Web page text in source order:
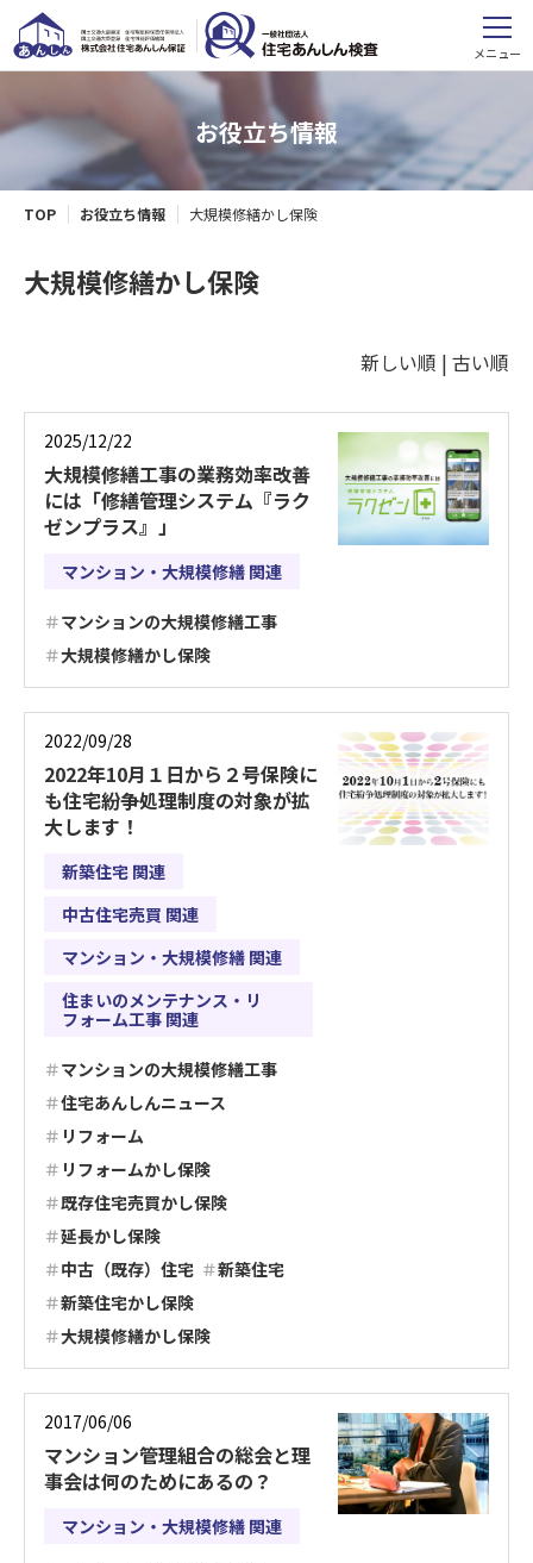
メニュー
TOP お役立ち情報 大規模修繕かし保険
お役立ち情報
大規模修繕かし保険
新しい順 | 古い順
2025/12/22
大規模修繕工事の業務効率改善
には「修繕管理システム『ラク
ゼンプラス』」
マンション・大規模修繕 関連
マンションの大規模修繕工事
大規模修繕かし保険
2022/09/28
2022年10月１日から２号保険に
も住宅紛争処理制度の対象が拡
大します！
新築住宅 関連
中古住宅売買 関連
マンション・大規模修繕 関連
住まいのメンテナンス・リ
フォーム工事 関連
マンションの大規模修繕工事
住宅あんしんニュース
リフォーム
リフォームかし保険
既存住宅売買かし保険
延長かし保険
中古（既存）住宅
新築住宅
新築住宅かし保険
大規模修繕かし保険
2017/06/06
マンション管理組合の総会と理
事会は何のためにあるの？
マンション・大規模修繕 関連